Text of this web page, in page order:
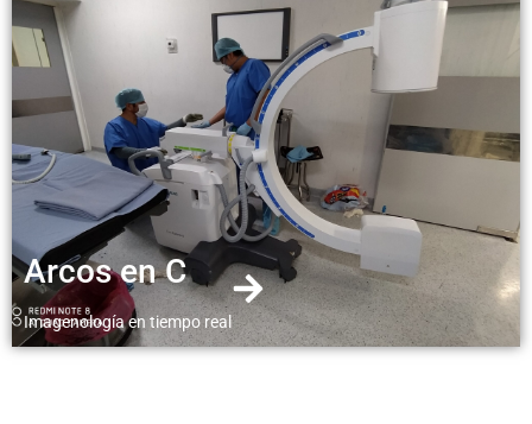
Arcos en C
Imagenología en tiempo real